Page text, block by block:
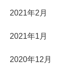
2021年2月
2021年1月
2020年12月